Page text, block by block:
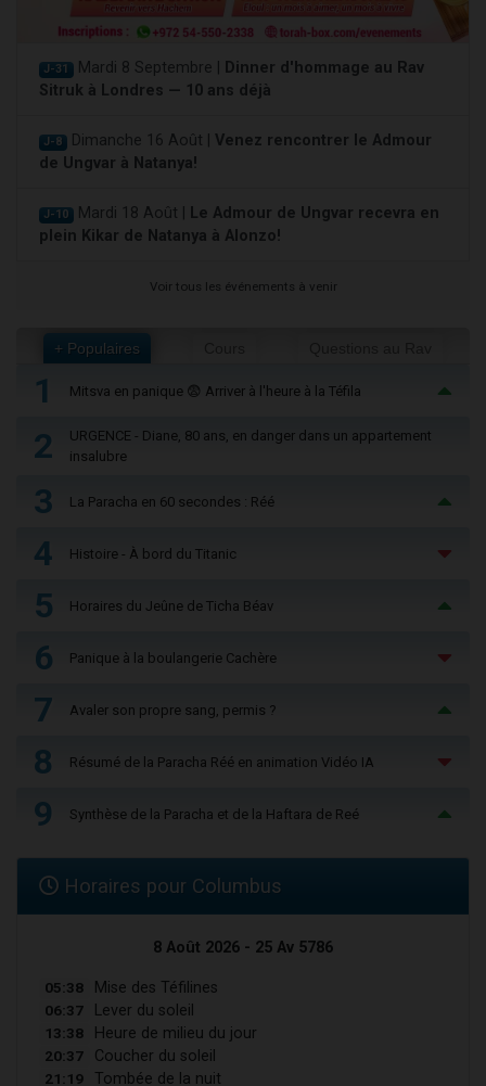
J-31 Mardi 8 Septembre | Dinner d'hommage au Rav
Sitruk à Londres — 10 ans déjà
J-8 Dimanche 16 Août | Venez rencontrer le Admour
de Ungvar à Natanya!
J-10 Mardi 18 Août | Le Admour de Ungvar recevra en
plein Kikar de Natanya à Alonzo!
Voir tous les événements à venir
+ Populaires
1 Mitsva en panique 😨 Arriver à l'heure à la Téfila
2
URGENCE - Diane, 80 ans, en danger dans un appartement
insalubre
3 La Paracha en 60 secondes : Réé
4 Histoire - À bord du Titanic
5 Horaires du Jeûne de Ticha Béav
6 Panique à la boulangerie Cachère
7 Avaler son propre sang, permis ?
8 Résumé de la Paracha Réé en animation Vidéo IA
9 Synthèse de la Paracha et de la Haftara de Reé
Horaires pour Columbus
8 Août 2026 - 25 Av 5786
05:38 Mise des Téfilines
06:37 Lever du soleil
13:38 Heure de milieu du jour
20:37 Coucher du soleil
21:19 Tombée de la nuit